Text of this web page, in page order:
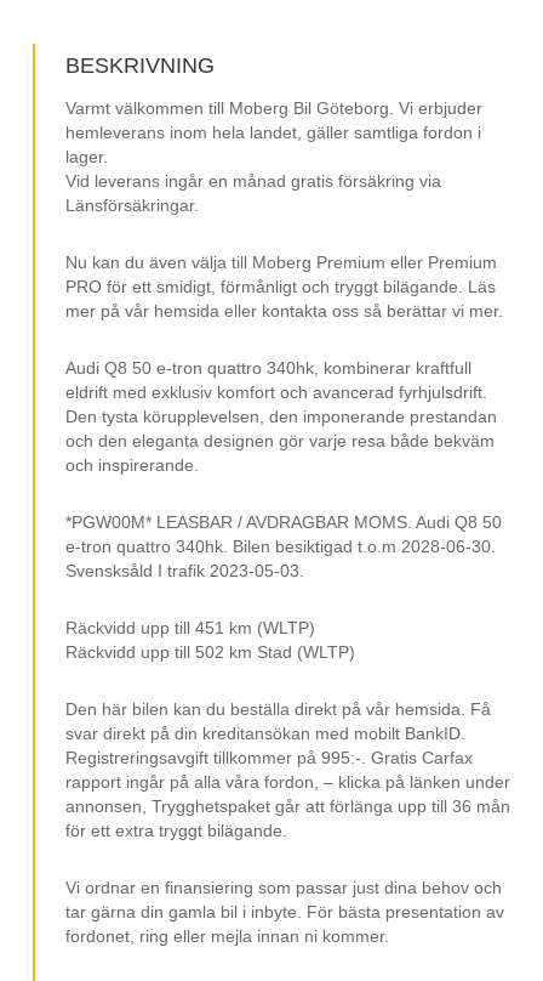
Elstol passagerare
Läderklädsel
Navigation/GPS
Audi Pre Sense
Avståndsvarnare
Backkamera
LED-strålkastare
20” fälgar
Växelpaddlar
Ambient Light
2 touchdisplayer
2 klimatzoner ACC
Parkeringssensorer
Körläge
Infällbara sidospeglar
Avbländande backspegel
BESKRIVNING
Varmt välkommen till Moberg Bil Göteborg. Vi erbjuder
hemleverans inom hela landet, gäller samtliga fordon i
lager.
Vid leverans ingår en månad gratis försäkring via
Länsförsäkringar.
Nu kan du även välja till Moberg Premium eller Premium
PRO för ett smidigt, förmånligt och tryggt bilägande. Läs
mer på vår hemsida eller kontakta oss så berättar vi mer.
Audi Q8 50 e-tron quattro 340hk, kombinerar kraftfull
eldrift med exklusiv komfort och avancerad fyrhjulsdrift.
Den tysta körupplevelsen, den imponerande prestandan
och den eleganta designen gör varje resa både bekväm
och inspirerande.
*PGW00M* LEASBAR / AVDRAGBAR MOMS. Audi Q8 50
e-tron quattro 340hk. Bilen besiktigad t.o.m 2028-06-30.
Svensksåld I trafik 2023-05-03.
Räckvidd upp till 451 km (WLTP)
Räckvidd upp till 502 km Stad (WLTP)
Den här bilen kan du beställa direkt på vår hemsida. Få
svar direkt på din kreditansökan med mobilt BankID.
Registreringsavgift tillkommer på 995:-. Gratis Carfax
rapport ingår på alla våra fordon, – klicka på länken under
annonsen, Trygghetspaket går att förlänga upp till 36 mån
för ett extra tryggt bilägande.
Vi ordnar en finansiering som passar just dina behov och
tar gärna din gamla bil i inbyte. För bästa presentation av
fordonet, ring eller mejla innan ni kommer.